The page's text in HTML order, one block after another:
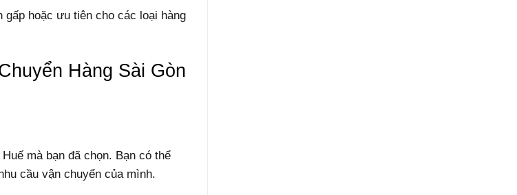
hoặc ưu tiên cho các loại hàng
Hàng Sài Gòn
mà bạn đã chọn. Bạn có thể
cầu vận chuyển của mình.